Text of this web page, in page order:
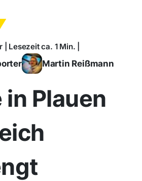
Lesezeit ca. 1 Min. |
Martin Reißmann
in Plauen